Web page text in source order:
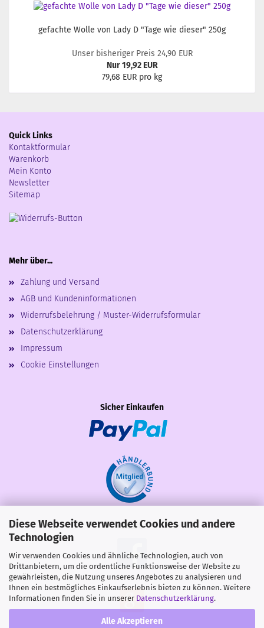
Diese Webseite verwendet Cookies und andere
Technologien
Wir verwenden Cookies und ähnliche Technologien, auch von
Drittanbietern, um die ordentliche Funktionsweise der Website zu
gewährleisten, die Nutzung unseres Angebotes zu analysieren und
Ihnen ein bestmögliches Einkaufserlebnis bieten zu können. Weitere
Informationen finden Sie in unserer Datenschutzerklärung.
Alle Akzeptieren
gefachte Wolle von Lady D "Tage wie dieser" 250g
Unser bisheriger Preis 24,90 EUR
Nur 19,92 EUR
79,68 EUR pro kg
Quick Links
Kontaktformular
Warenkorb
Mein Konto
Newsletter
Sitemap
Mehr über...
Zahlung und Versand
AGB und Kundeninformationen
Widerrufsbelehrung / Muster-Widerrufsformular
Datenschutzerklärung
Impressum
Cookie Einstellungen
Sicher Einkaufen
Share